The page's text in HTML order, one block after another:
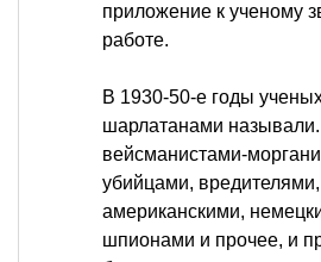
приложение к ученому
работе.
В 1930-50-е годы
шарлатанами
вейсманистами-
убийцами, вредителями,
американскими,
шпионами и прочее, и